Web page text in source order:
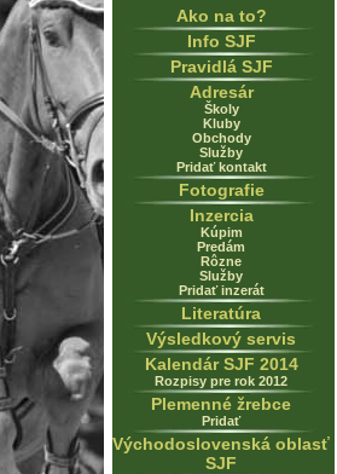
Ako na to?
Info SJF
Pravidlá SJF
Adresár
Školy
Kluby
Obchody
Služby
Pridať kontakt
Fotografie
Inzercia
Kúpim
Predám
Rôzne
Služby
Pridať inzerát
Literatúra
Výsledkový servis
Kalendár SJF 2014
Rozpisy pre rok 2012
Plemenné žrebce
Pridať
Východoslovenská oblasť
SJF